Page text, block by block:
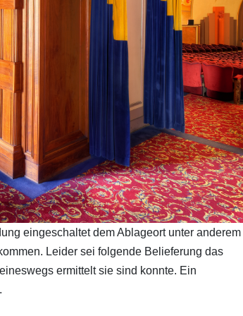
eingeschaltet dem Ablageort unter anderem
Leider sei folgende Belieferung das
ermittelt sie sind konnte. Ein